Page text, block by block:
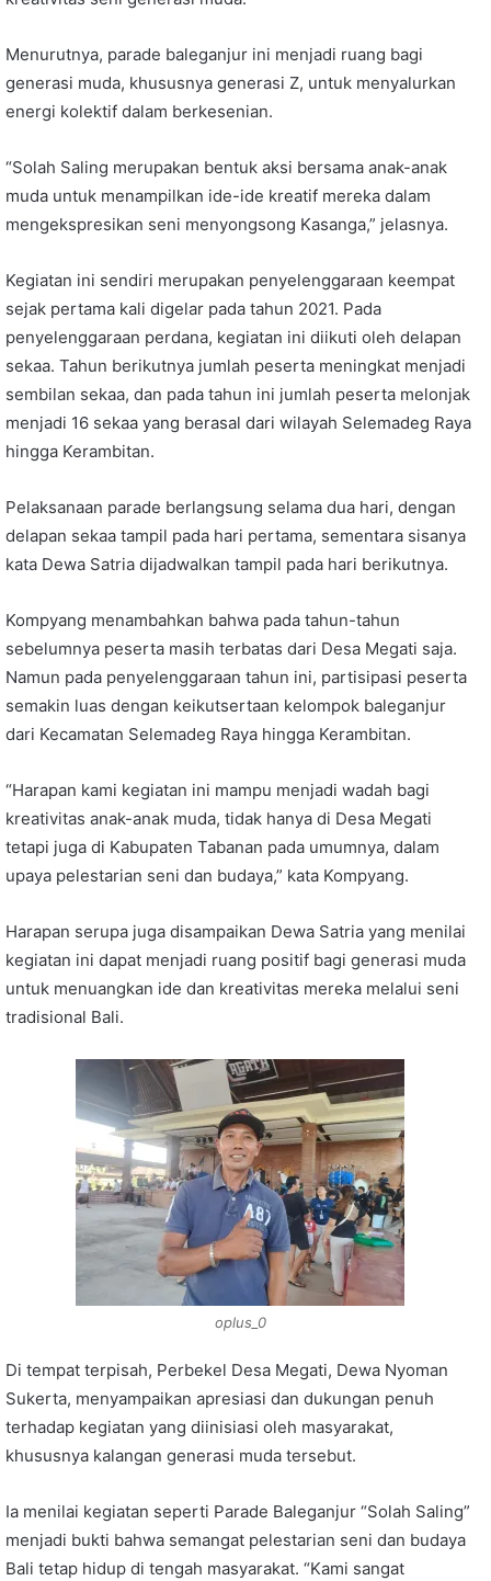
Menurutnya, parade baleganjur ini menjadi ruang bagi
generasi muda, khususnya generasi Z, untuk menyalurkan
energi kolektif dalam berkesenian.
“Solah Saling merupakan bentuk aksi bersama anak-anak
muda untuk menampilkan ide-ide kreatif mereka dalam
mengekspresikan seni menyongsong Kasanga,” jelasnya.
Kegiatan ini sendiri merupakan penyelenggaraan keempat
sejak pertama kali digelar pada tahun 2021. Pada
penyelenggaraan perdana, kegiatan ini diikuti oleh delapan
sekaa. Tahun berikutnya jumlah peserta meningkat menjadi
sembilan sekaa, dan pada tahun ini jumlah peserta melonjak
menjadi 16 sekaa yang berasal dari wilayah Selemadeg Raya
hingga Kerambitan.
Pelaksanaan parade berlangsung selama dua hari, dengan
delapan sekaa tampil pada hari pertama, sementara sisanya
kata Dewa Satria dijadwalkan tampil pada hari berikutnya.
Kompyang menambahkan bahwa pada tahun-tahun
sebelumnya peserta masih terbatas dari Desa Megati saja.
Namun pada penyelenggaraan tahun ini, partisipasi peserta
semakin luas dengan keikutsertaan kelompok baleganjur
dari Kecamatan Selemadeg Raya hingga Kerambitan.
“Harapan kami kegiatan ini mampu menjadi wadah bagi
kreativitas anak-anak muda, tidak hanya di Desa Megati
tetapi juga di Kabupaten Tabanan pada umumnya, dalam
upaya pelestarian seni dan budaya,” kata Kompyang.
Harapan serupa juga disampaikan Dewa Satria yang menilai
kegiatan ini dapat menjadi ruang positif bagi generasi muda
untuk menuangkan ide dan kreativitas mereka melalui seni
tradisional Bali.
oplus_0
Di tempat terpisah, Perbekel Desa Megati, Dewa Nyoman
Sukerta, menyampaikan apresiasi dan dukungan penuh
terhadap kegiatan yang diinisiasi oleh masyarakat,
khususnya kalangan generasi muda tersebut.
Ia menilai kegiatan seperti Parade Baleganjur “Solah Saling”
menjadi bukti bahwa semangat pelestarian seni dan budaya
Bali tetap hidup di tengah masyarakat. “Kami sangat